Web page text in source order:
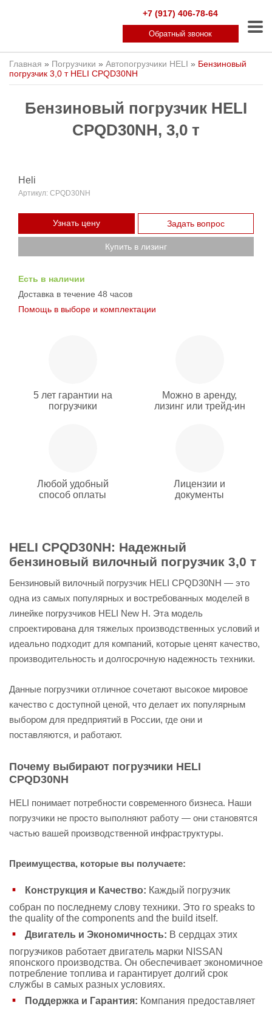
+7 (917) 406-78-64
Обратный звонок
Главная » Погрузчики » Автопогрузчики HELI » Бензиновый
погрузчик 3,0 т HELI CPQD30NH
Бензиновый погрузчик HELI
CPQD30NH, 3,0 т
Heli
Артикул: CPQD30NH
Узнать цену Задать вопрос
Купить в лизинг
Есть в наличии
Доставка в течение 48 часов
Помощь в выборе и комплектации
5 лет гарантии на
погрузчики
Можно в аренду,
лизинг или трейд-ин
Любой удобный
способ оплаты
Лицензии и
документы
HELI CPQD30NH: Надежный
бензиновый вилочный погрузчик 3,0 т
Бензиновый вилочный погрузчик HELI CPQD30NH — это
одна из самых популярных и востребованных моделей в
линейке погрузчиков HELI New H. Эта модель
спроектирована для тяжелых производственных условий и
идеально подходит для компаний, которые ценят качество,
производительность и долгосрочную надежность техники.
Данные погрузчики отличное сочетают высокое мировое
качество с доступной ценой, что делает их популярным
выбором для предприятий в России, где они и
поставляются, и работают.
Почему выбирают погрузчики HELI
CPQD30NH
HELI понимает потребности современного бизнеса. Наши
погрузчики не просто выполняют работу — они становятся
частью вашей производственной инфраструктуры.
Преимущества, которые вы получаете:
Конструкция и Качество: Каждый погрузчик
собран по последнему слову техники. Это го speaks to
the quality of the components and the build itself.
Двигатель и Экономичность: В сердцах этих
погрузчиков работает двигатель марки NISSAN
японского производства. Он обеспечивает экономичное
потребление топлива и гарантирует долгий срок
службы в самых разных условиях.
Поддержка и Гарантия: Компания предоставляет